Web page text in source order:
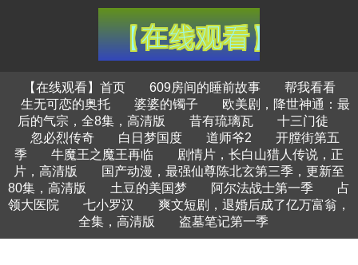
【在线观看】首页 609房间的睡前故事
帮我看看
生无可恋的奥托
婆婆的镯子
欧美剧，降世神通：最
后的气宗，全8集，高清版
昔有琉璃瓦
十三门徒
忽必烈传奇
白日梦国度 道师爷2
开膛街第五
季
牛魔王之魔王再临
剧情片，长白山猎人传说，正
片，高清版
国产动漫，最强仙尊陈北玄第三季，更新至
80集，高清版
土豆的美国梦 阿尔法战士第一季
占
领大医院
七小罗汉
爽文短剧，退婚后成了亿万富翁，
全集，高清版
盗墓笔记第一季